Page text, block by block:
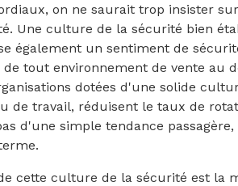
on ne saurait trop insister
Une culture de la sécurité bien
également un sentiment de
tout environnement de vente au
dotées d'une solide
de travail, réduisent le taux de
d'une simple tendance
cette culture de la sécurité est la